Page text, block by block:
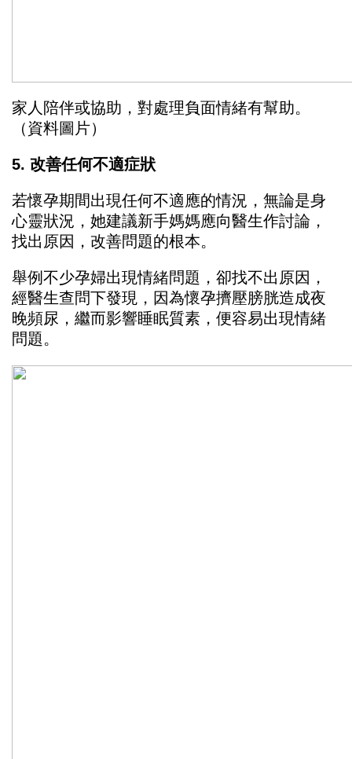
家人陪伴或協助，對處理負面情緒有幫助。
（資料圖片）
5. 改善任何不適症狀
若懷孕期間出現任何不適應的情況，無論是身
心靈狀況，她建議新手媽媽應向醫生作討論，
找出原因，改善問題的根本。
舉例不少孕婦出現情緒問題，卻找不出原因，
經醫生查問下發現，因為懷孕擠壓膀胱造成夜
晚頻尿，繼而影響睡眠質素，便容易出現情緒
問題。